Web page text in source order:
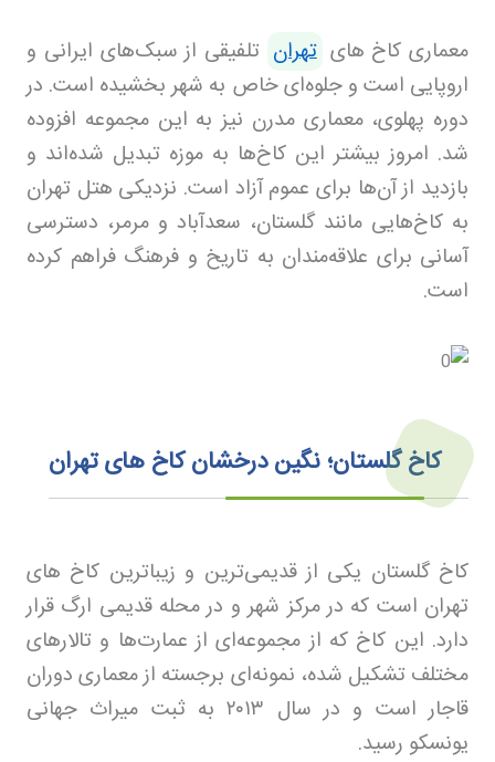
معماری کاخ های تهران تلفیقی از سبک‌های ایرانی و
اروپایی است و جلوه‌ای خاص به شهر بخشیده است. در
دوره پهلوی، معماری مدرن نیز به این مجموعه افزوده
شد. امروز بیشتر این کاخ‌ها به موزه تبدیل شده‌اند و
بازدید از آن‌ها برای عموم آزاد است. نزدیکی هتل تهران
به کاخ‌هایی مانند گلستان، سعدآباد و مرمر، دسترسی
آسانی برای علاقه‌مندان به تاریخ و فرهنگ فراهم کرده
است.
کاخ گلستان؛ نگین درخشان کاخ های تهران
کاخ گلستان یکی از قدیمی‌ترین و زیباترین کاخ های
تهران است که در مرکز شهر و در محله قدیمی ارگ قرار
دارد. این کاخ که از مجموعه‌ای از عمارت‌ها و تالارهای
مختلف تشکیل شده، نمونه‌ای برجسته از معماری دوران
قاجار است و در سال ۲۰۱۳به ثبت میراث جهانی
یونسکو رسید.